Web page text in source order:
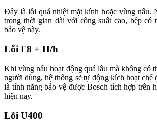
Đây là lỗi quá nhiệt mặt kính hoặc vùng nấu.
trong thời gian dài với công suất cao, bếp có
bảo vệ này.
Lỗi F8 + H/h
Khi vùng nấu hoạt động quá lâu mà không có
người dùng, hệ thống sẽ tự động kích hoạt chế
là tính năng bảo vệ được Bosch tích hợp trên
hiện nay.
Lỗi U400